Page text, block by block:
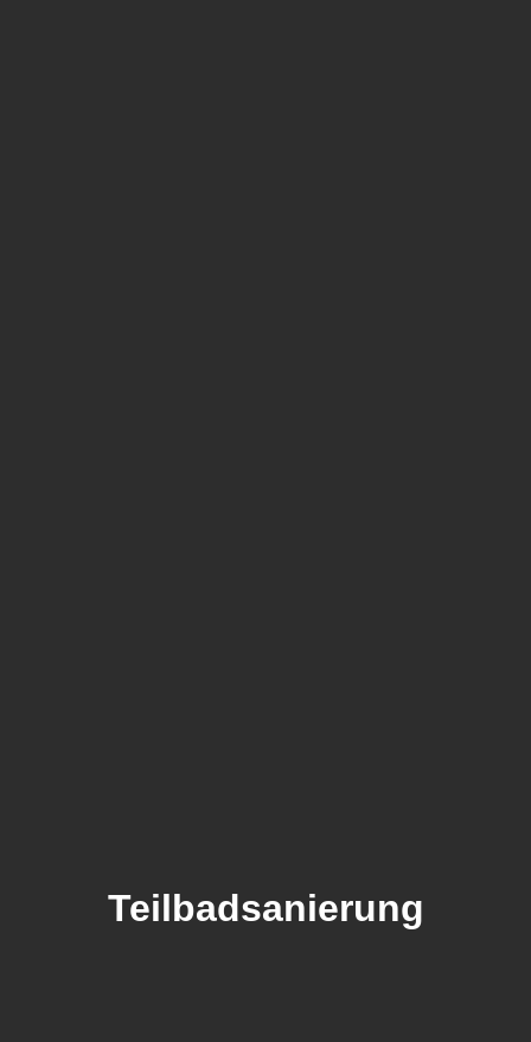
Teilbadsanierung